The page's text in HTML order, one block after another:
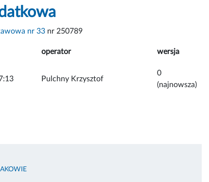
nr 33 nr 250789
operator wersja
Pulchny Krzysztof
0
(najnowsza)